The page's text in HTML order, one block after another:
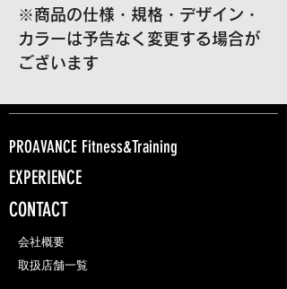
※商品の仕様・規格・デザイン・
カラーは予告なく変更する場合が
ございます
PROAVANCE Fitness&Training
EXPERIENCE
CONTACT
会社概要​
取扱店舗一覧